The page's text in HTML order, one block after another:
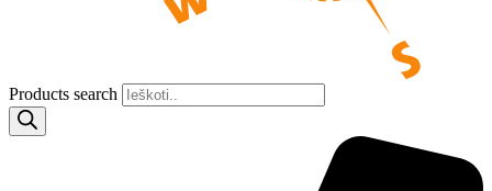
Products search